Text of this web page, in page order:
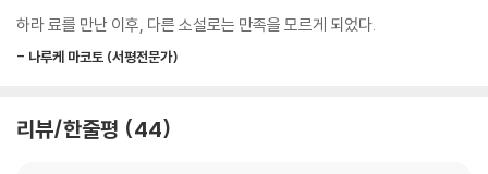
다.
하드보일드문학의 불모지 일본문단에 새로운 지평을 연
하라 료를 만난 이후, 다른 소설로는 만족을 모르게 되었다.
- 나루케 마코토 (서평전문가)
리뷰/한줄평 44